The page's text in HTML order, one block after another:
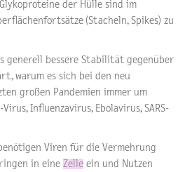
der Hülle sind im
(Stacheln, Spikes) zu
generell bessere Stabilität gegenüber
warum es sich bei den neu
großen Pandemien immer um
Influenzavirus, Ebolavirus, SARS-
Viren für die Vermehrung
in eine Zelle ein und Nutzen